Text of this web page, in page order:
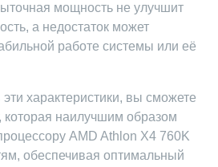
мощность не улучшит
а недостаток может
работе системы или её
характеристики, вы сможете
которая наилучшим образом
AMD Athlon X4 760K
обеспечивая оптимальный